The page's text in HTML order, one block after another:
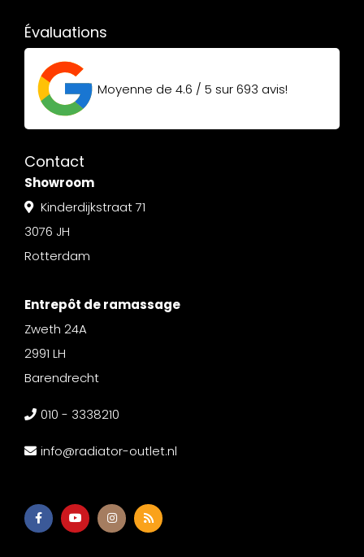
Évaluations
Moyenne de 4.6 / 5 sur693 avis!
Contact
Showroom
Kinderdijkstraat 71
3076 JH
Rotterdam
Entrepôt de ramassage
Zweth 24A
2991 LH
Barendrecht
010 - 3338210
info@radiator-outlet.nl